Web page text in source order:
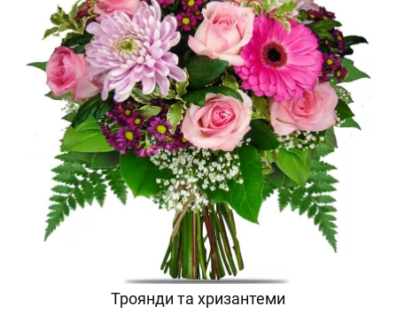
Троянди та хризантеми